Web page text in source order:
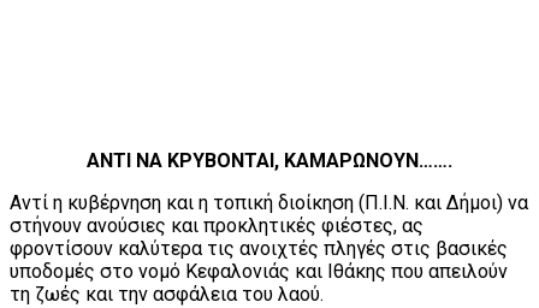
ΑΝΤΙ ΝΑ ΚΡΥΒΟΝΤΑΙ, ΚΑΜΑΡΩΝΟΥΝ…….
Αντί η κυβέρνηση και η τοπική διοίκηση (Π.Ι.Ν. και Δήμοι) να
στήνουν ανούσιες και προκλητικές φιέστες, ας
φροντίσουν καλύτερα τις ανοιχτές πληγές στις βασικές
υποδομές στο νομό Κεφαλονιάς και Ιθάκης που απειλούν
τη ζωές και την ασφάλεια του λαού.